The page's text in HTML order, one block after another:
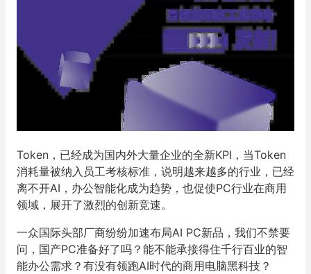
Token，已经成为国内外大量企业的全新KPI，当Token
消耗量被纳入员工考核标准，说明越来越多的行业，已经
离不开AI，办公智能化成为趋势，也促使PC行业在商用
领域，展开了激烈的创新竞速。
一众国际头部厂商纷纷加速布局AI PC新品，我们不禁要
问，国产PC准备好了吗？能不能承接得住千行百业的智
能办公需求？有没有领跑AI时代的商用电脑黑科技？